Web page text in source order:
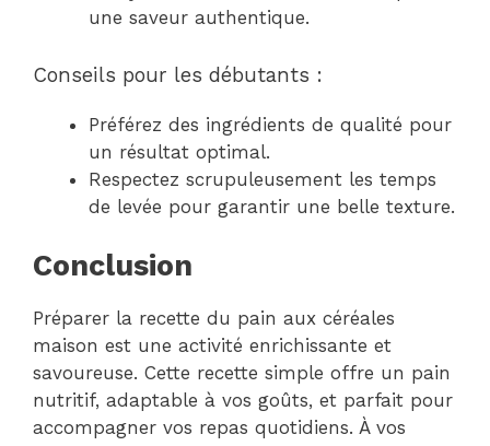
une saveur authentique.
Conseils pour les débutants :
Préférez des ingrédients de qualité pour
un résultat optimal.
Respectez scrupuleusement les temps
de levée pour garantir une belle texture.
Conclusion
Préparer la recette du pain aux céréales
maison est une activité enrichissante et
savoureuse. Cette recette simple offre un pain
nutritif, adaptable à vos goûts, et parfait pour
accompagner vos repas quotidiens. À vos